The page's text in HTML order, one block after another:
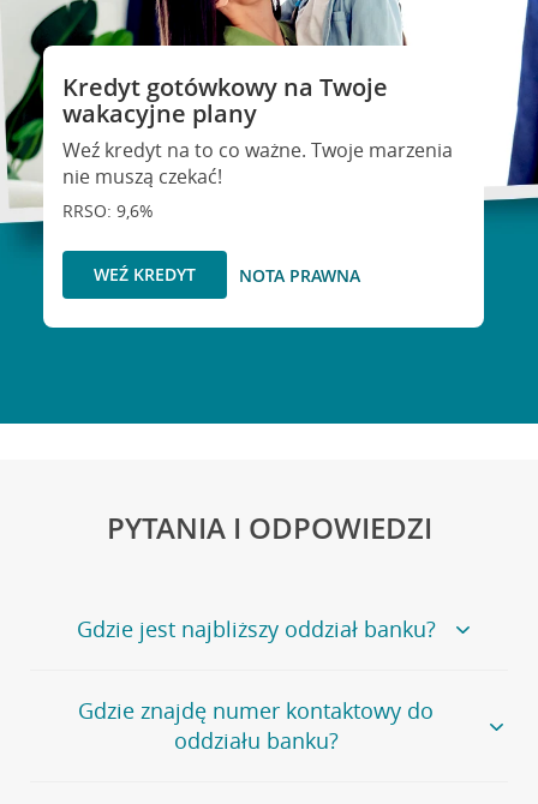
Kredyt gotówkowy na Twoje
wakacyjne plany
Weź kredyt na to co ważne. Twoje marzenia
nie muszą czekać!
RRSO: 9,6%
WEŹ KREDYT NOTA PRAWNA
PYTANIA I ODPOWIEDZI
Gdzie jest najbliższy oddział banku?
Jeśli szukasz oddziału naszego banku, zapraszamy na
stronęPlacówki i bankomaty, na której znajduje się
wygodna wyszukiwarka.
Gdzie znajdę numer kontaktowy do
oddziału banku?